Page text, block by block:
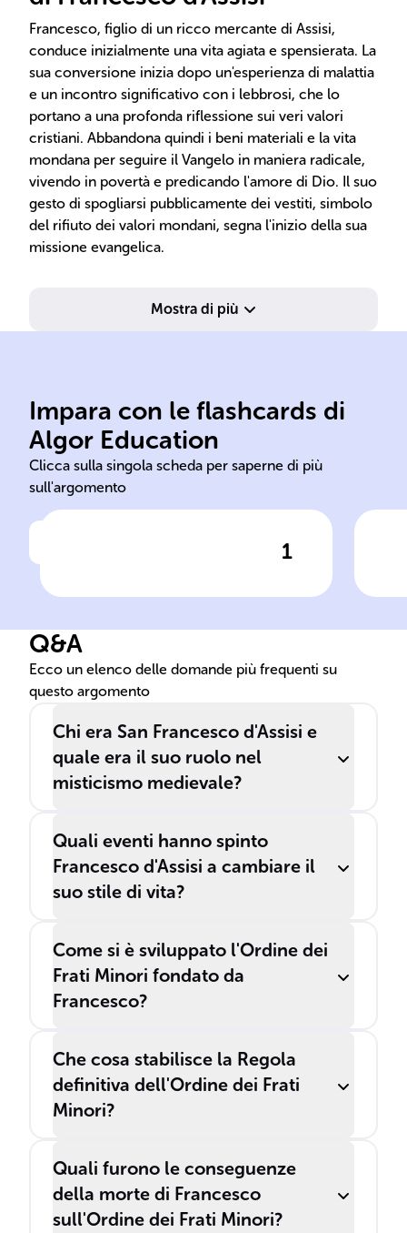
Francesco, figlio di un ricco mercante di Assisi,
conduce inizialmente una vita agiata e spensierata. La
sua conversione inizia dopo un'esperienza di malattia
e un incontro significativo con i lebbrosi, che lo
portano a una profonda riflessione sui veri valori
cristiani. Abbandona quindi i beni materiali e la vita
mondana per seguire il Vangelo in maniera radicale,
vivendo in povertà e predicando l'amore di Dio. Il suo
gesto di spogliarsi pubblicamente dei vestiti, simbolo
del rifiuto dei valori mondani, segna l'inizio della sua
missione evangelica.
Mostra di più
Impara con le flashcards di
Algor Education
Clicca sulla singola scheda per saperne di più
sull'argomento
1
San Francesco
Nato nel 1182, morto nel
1226.
Q&A
Ecco un elenco delle domande più frequenti su
questo argomento
Chi era San Francesco d'Assisi e
quale era il suo ruolo nel
misticismo medievale?
Quali eventi hanno spinto
Francesco d'Assisi a cambiare il
suo stile di vita?
Come si è sviluppato l'Ordine dei
Frati Minori fondato da
Francesco?
Che cosa stabilisce la Regola
definitiva dell'Ordine dei Frati
Minori?
Quali furono le conseguenze
della morte di Francesco
sull'Ordine dei Frati Minori?